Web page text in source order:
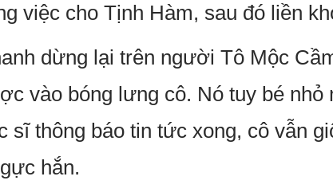
việc cho Tịnh Hàm, sau đó liền
dừng lại trên người Tô Mộc
vào bóng lưng cô. Nó tuy bé nhỏ
sĩ thông báo tin tức xong, cô vẫn
hắn.